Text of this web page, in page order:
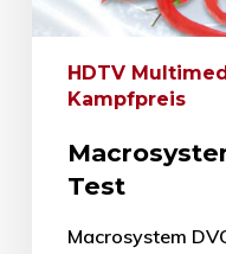
HDTV
Kampfpreis
Test
Macrosystem